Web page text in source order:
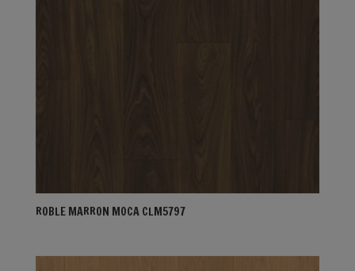
ROBLE MARRON MOCA CLM5797